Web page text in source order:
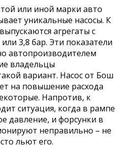
или иной марки авто
уникальные насосы. К
агрегаты с
3,8 бар. Эти показатели
автопроизводителем
владельцы
вариант. Насос от Бош
на повышение расхода
Напротив, к
ситуация, когда в рампе
давление, и форсунки в
неправильно – не
льют его.